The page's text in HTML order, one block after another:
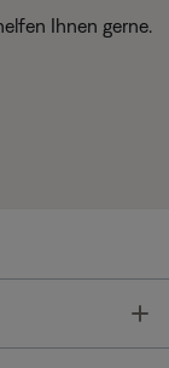
Ihnen gerne.